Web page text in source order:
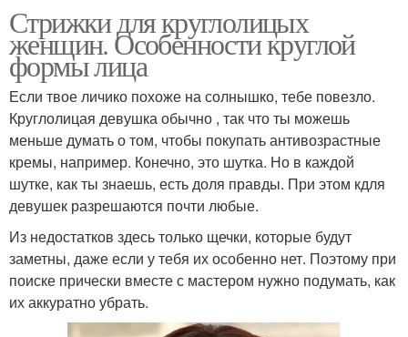
Стрижки для круглолицых
женщин. Особенности круглой
формы лица
Если твое личико похоже на солнышко, тебе повезло.
Круглолицая девушка обычно , так что ты можешь
меньше думать о том, чтобы покупать антивозрастные
кремы, например. Конечно, это шутка. Но в каждой
шутке, как ты знаешь, есть доля правды. При этом кдля
девушек разрешаются почти любые.
Из недостатков здесь только щечки, которые будут
заметны, даже если у тебя их особенно нет. Поэтому при
поиске прически вместе с мастером нужно подумать, как
их аккуратно убрать.